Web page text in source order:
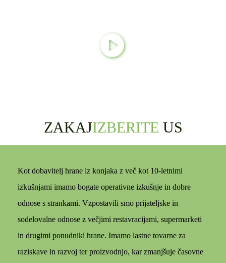
ZAKAJIZBERITE US
Kot dobavitelj hrane iz konjaka z več kot 10-letnimi
izkušnjami imamo bogate operativne izkušnje in dobre
odnose s strankami. Vzpostavili smo prijateljske in
sodelovalne odnose z večjimi restavracijami, supermarketi
in drugimi ponudniki hrane. Imamo lastne tovarne za
raziskave in razvoj ter proizvodnjo, kar zmanjšuje časovne